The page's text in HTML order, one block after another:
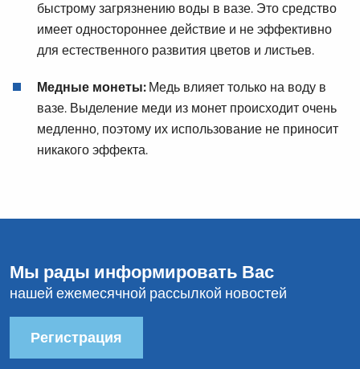
быстрому загрязнению воды в вазе. Это средство
имеет одностороннее действие и не эффективно
для естественного развития цветов и листьев.
Медные монеты: Медь влияет только на воду в
вазе. Выделение меди из монет происходит очень
медленно, поэтому их использование не приносит
никакого эффекта.
Мы рады информировать Вас
нашей ежемесячной рассылкой новостей
Регистрация